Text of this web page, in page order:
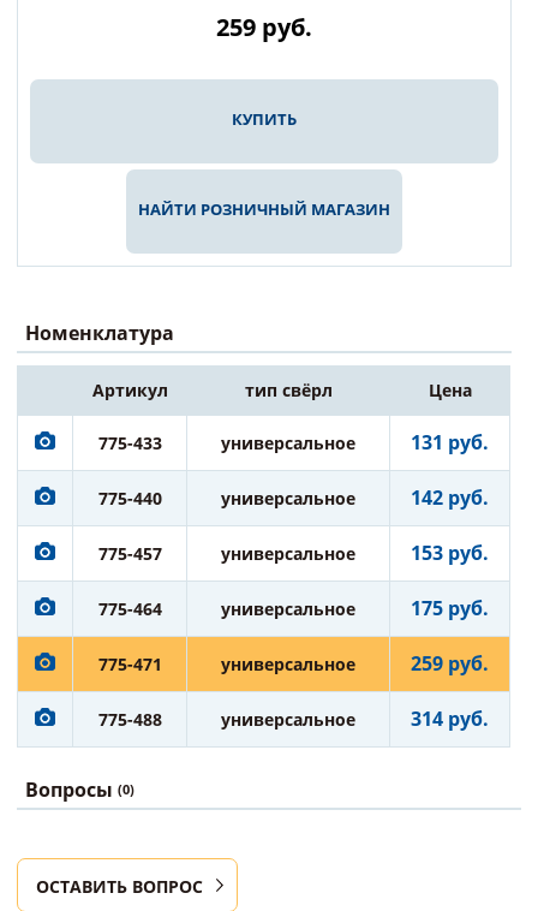
259 руб.
КУПИТЬ
НАЙТИ РОЗНИЧНЫЙ МАГАЗИН
Номенклатура
Артикул тип свёрл Цена
775-433 универсальное 131 руб.
775-440 универсальное 142 руб.
775-457 универсальное 153 руб.
775-464 универсальное 175 руб.
775-471 универсальное 259 руб.
775-488 универсальное 314 руб.
Вопросы (0)
ОСТАВИТЬ ВОПРОС